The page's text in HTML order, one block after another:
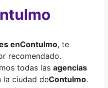
enContulmo, te
recomendado.
todas las agencias
la ciudad deContulmo.